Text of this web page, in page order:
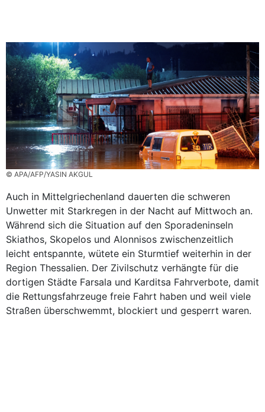
© APA/AFP/YASIN AKGUL
Auch in Mittelgriechenland dauerten die schweren
Unwetter mit Starkregen in der Nacht auf Mittwoch an.
Während sich die Situation auf den Sporadeninseln
Skiathos, Skopelos und Alonnisos zwischenzeitlich
leicht entspannte, wütete ein Sturmtief weiterhin in der
Region Thessalien. Der Zivilschutz verhängte für die
dortigen Städte Farsala und Karditsa Fahrverbote, damit
die Rettungsfahrzeuge freie Fahrt haben und weil viele
Straßen überschwemmt, blockiert und gesperrt waren.